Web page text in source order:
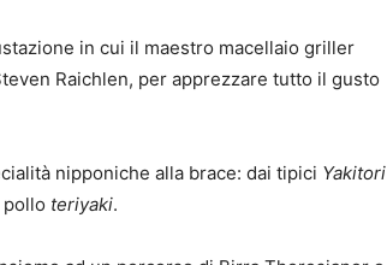
in cui il maestro macellaio griller
Raichlen, per apprezzare tutto il gusto
nipponiche alla brace: dai tipici Yakitori
teriyaki.